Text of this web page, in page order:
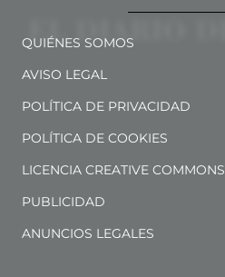
QUIÉNES SOMOS
AVISO LEGAL
POLÍTICA DE PRIVACIDAD
POLÍTICA DE COOKIES
LICENCIA CREATIVE COMMONS
PUBLICIDAD
ANUNCIOS LEGALES